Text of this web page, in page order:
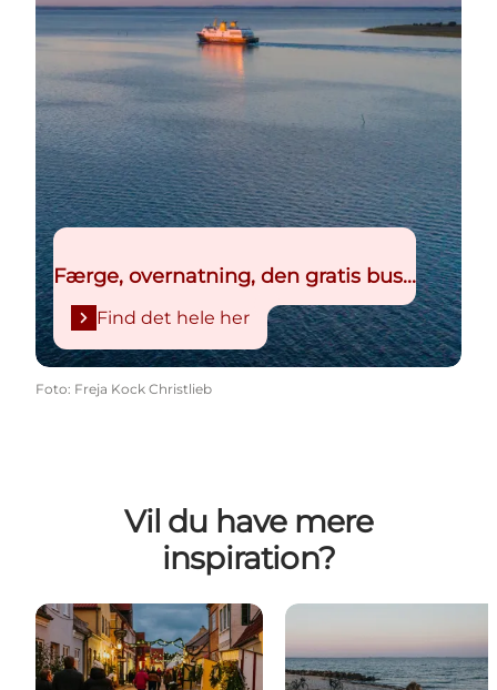
Færge, overnatning, den gratis bus...
Find det hele her
Foto: Freja Kock Christlieb
Vil du have mere
inspiration?